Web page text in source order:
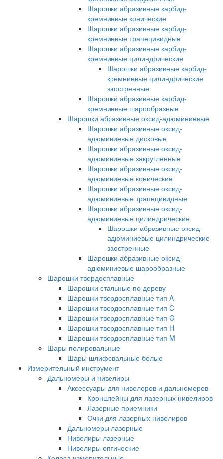
Шарошки абразивные карбид-
кремниевые конические
Шарошки абразивные карбид-
кремниевые трапецивидные
Шарошки абразивные карбид-
кремниевые цилиндрические
Шарошки абразивные карбид-
кремниевые цилиндрические
заостренные
Шарошки абразивные карбид-
кремниевые шарообразные
Шарошки абразивные оксид-адюминиевые
Шарошки абразивные оксид-
адюминиевые дисковые
Шарошки абразивные оксид-
адюминиевые закругленные
Шарошки абразивные оксид-
адюминиевые конические
Шарошки абразивные оксид-
адюминиевые трапецивидные
Шарошки абразивные оксид-
адюминиевые цилиндрические
Шарошки абразивные оксид-
адюминиевые цилиндрические
заостренные
Шарошки абразивные оксид-
адюминиевые шарообразные
Шарошки твердосплавные
Шарошки стальные по дереву
Шарошки твердосплавные тип A
Шарошки твердосплавные тип C
Шарошки твердосплавные тип G
Шарошки твердосплавные тип H
Шарошки твердосплавные тип M
Шары полировальные
Шары шлифовальные белые
Измерительный инструмент
Дальномеры и нивелиры
Аксессуары для нивелоров и дальномеров
Кронштейны для лазерных нивелиров
Лазерные приемники
Очки для лазерных нивелиров
Дальномеры лазерные
Нивелиры лазерные
Нивелиры оптические